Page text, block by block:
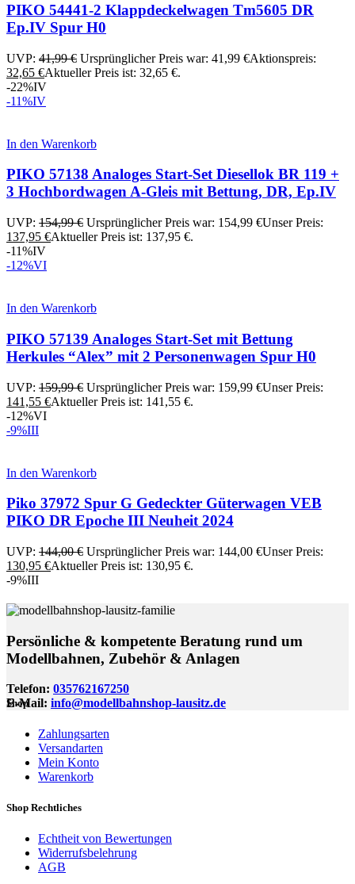
PIKO 54441-2 Klappdeckelwagen Tm5605 DR
Ep.IV Spur H0
UVP: 41,99€ Ursprünglicher Preis war: 41,99 €Aktionspreis:
32,65 €Aktueller Preis ist: 32,65 €.
-22%IV
-11%IV
In den Warenkorb
PIKO 57138 Analoges Start-Set Diesellok BR 119 +
3 Hochbordwagen A-Gleis mit Bettung, DR, Ep.IV
UVP: 154,99€ Ursprünglicher Preis war: 154,99 €Unser Preis:
137,95 €Aktueller Preis ist: 137,95 €.
-11%IV
-12%VI
In den Warenkorb
PIKO 57139 Analoges Start-Set mit Bettung
Herkules “Alex” mit 2 Personenwagen Spur H0
UVP: 159,99€ Ursprünglicher Preis war: 159,99 €Unser Preis:
141,55 €Aktueller Preis ist: 141,55 €.
-12%VI
-9%III
In den Warenkorb
Piko 37972 Spur G Gedeckter Güterwagen VEB
PIKO DR Epoche III Neuheit 2024
UVP: 144,00€ Ursprünglicher Preis war: 144,00 €Unser Preis:
130,95 €Aktueller Preis ist: 130,95 €.
-9%III
Persönliche & kompetente Beratung rund um
Modellbahnen, Zubehör & Anlagen
Telefon: 035762167250
E-Mail: info@modellbahnshop-lausitz.de
Shop
Zahlungsarten
Versandarten
Mein Konto
Warenkorb
Shop Rechtliches
Echtheit von Bewertungen
Widerrufsbelehrung
AGB